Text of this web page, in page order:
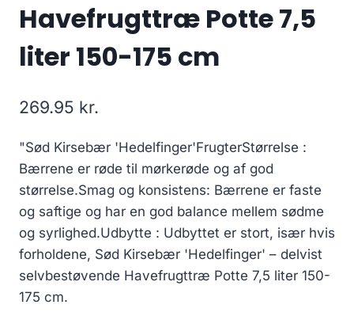
Havefrugttræ Potte 7,5
liter 150-175 cm
269.95 kr.
"Sød Kirsebær 'Hedelfinger'FrugterStørrelse :
Bærrene er røde til mørkerøde og af god
størrelse.Smag og konsistens: Bærrene er faste
og saftige og har en god balance mellem sødme
og syrlighed.Udbytte : Udbyttet er stort, især hvis
forholdene, Sød Kirsebær 'Hedelfinger' – delvist
selvbestøvende Havefrugttræ Potte 7,5 liter 150-
175 cm.